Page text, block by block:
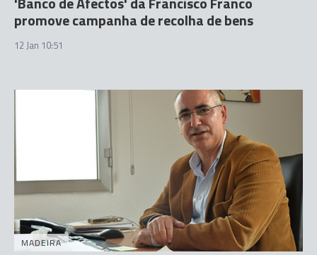
promove campanha de recolha de bens
12 Jan 10:51
MADEIRA